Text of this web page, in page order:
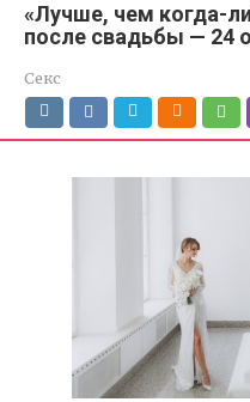
«Лучше, чем когда-
после свадьбы — 24
Секс